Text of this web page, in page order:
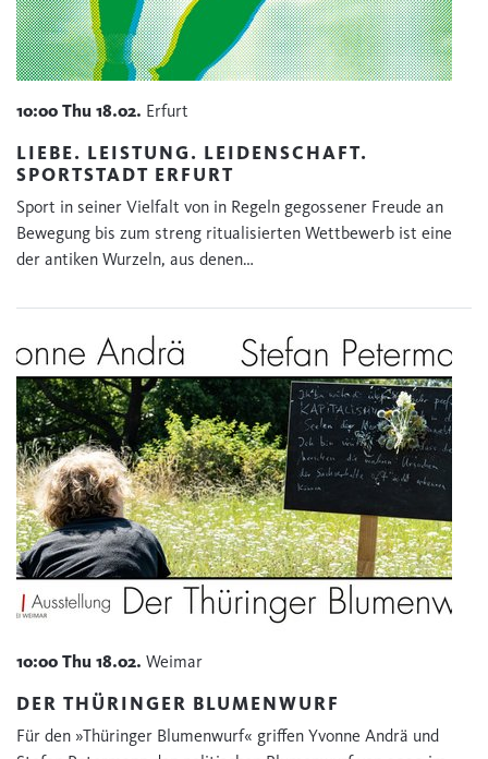
10:00 Thu 18.02. Erfurt
LIEBE. LEISTUNG. LEIDENSCHAFT.
SPORTSTADT ERFURT
Sport in seiner Vielfalt von in Regeln gegossener Freude an
Bewegung bis zum streng ritualisierten Wettbewerb ist eine
der antiken Wurzeln, aus denen…
10:00 Thu 18.02. Weimar
DER THÜRINGER BLUMENWURF
Für den »Thüringer Blumenwurf« griffen Yvonne Andrä und